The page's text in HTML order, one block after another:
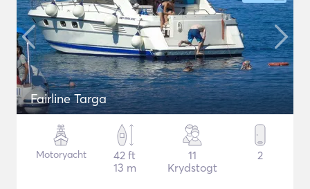
Fairline Targa
Motoryacht
42 ft
13 m
11
Krydstogt
2